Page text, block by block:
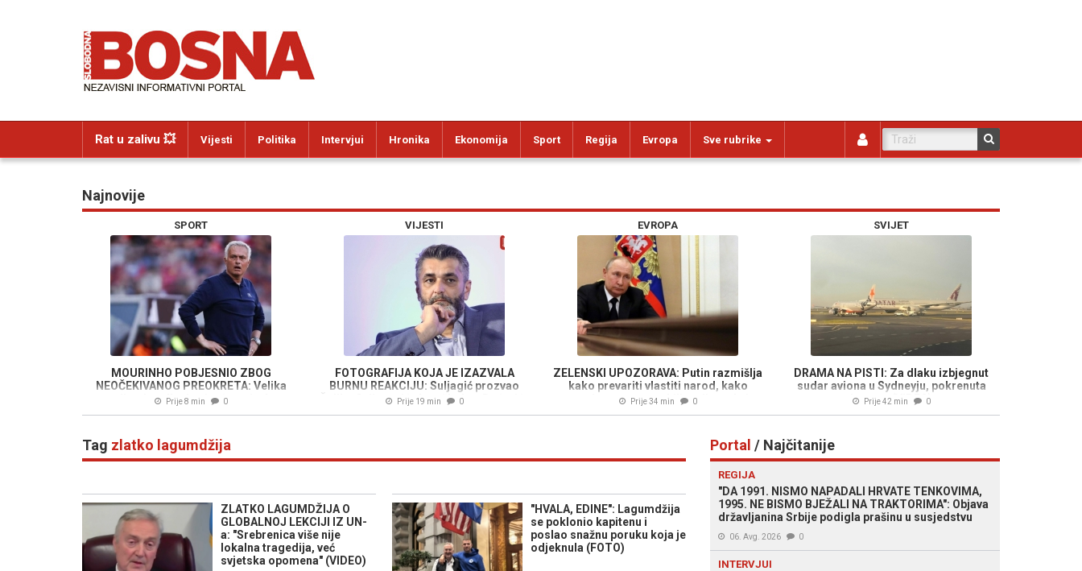
Rat u zalivu 💥 Vijesti Politika Intervjui Hronika Ekonomija Sport Regija Evropa Sve rubrike
Najnovije
SPORT
MOURINHO POBJESNIO ZBOG
NEOČEKIVANOG PREOKRETA: Velika
zvijezda odlazi najvećem rivalu
Prije 8 min 0
VIJESTI
FOTOGRAFIJA KOJA JE IZAZVALA
BURNU REAKCIJU: Suljagić prozvao
Željku Cvijanović zbog škole u Roćeviću
Prije 19 min 0
EVROPA
ZELENSKI UPOZORAVA: Putin razmišlja
kako prevariti vlastiti narod, kako
provesti masovnu mobilizaciju, a da je...
Prije 34 min 0
SVIJET
DRAMA NA PISTI: Za dlaku izbjegnut
sudar aviona u Sydneyju, pokrenuta
istraga (VIDEO)
Prije 42 min 0
Tag zlatko lagumdžija
ZLATKO LAGUMDŽIJA O
GLOBALNOJ LEKCIJI IZ UN-
a: "Srebrenica više nije
lokalna tragedija, već
svjetska opomena" (VIDEO)
"HVALA, EDINE": Lagumdžija
se poklonio kapitenu i
poslao snažnu poruku koja je
odjeknula (FOTO)
Portal / Najčitanije
REGIJA
"DA 1991. NISMO NAPADALI HRVATE TENKOVIMA,
1995. NE BISMO BJEŽALI NA TRAKTORIMA": Objava
državljanina Srbije podigla prašinu u susjedstvu
06. Avg. 2026 0
INTERVJUI